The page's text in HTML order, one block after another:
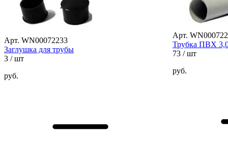
Арт. WN00072233
Заглушка для трубы
3 / шт
руб.
Арт.
Трубка ПВХ
73 / шт
руб.